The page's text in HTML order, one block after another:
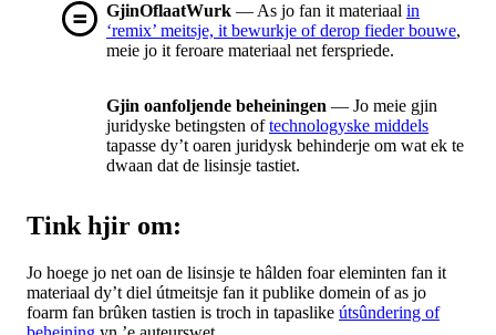
GjinOflaatWurk — As jo fan it materiaal in
‘remix’ meitsje, it bewurkje of derop fieder bouwe,
meie jo it feroare materiaal net ferspriede.
Gjin oanfoljende beheiningen — Jo meie gjin
juridyske betingsten oftechnologyske middels
tapasse dy’t oaren juridysk behinderje om wat ek te
dwaan dat de lisinsje tastiet.
Tink hjir om:
Jo hoege jo net oan de lisinsje te hâlden foar eleminten fan it
materiaal dy’t diel útmeitsje fan it publike domein of as jo
foarm fan brûken tastien is troch in tapaslike útsûndering of